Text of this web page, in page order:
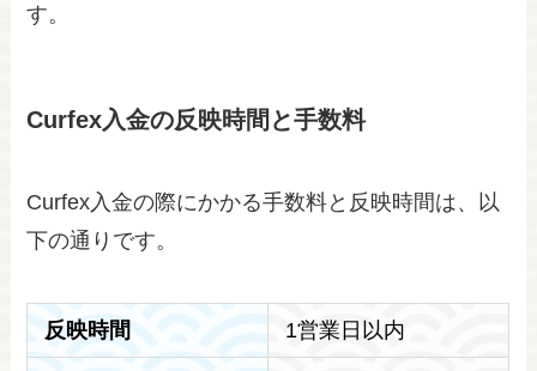
す。
Curfex入金の反映時間と手数料
Curfex入金の際にかかる手数料と反映時間は、以
下の通りです。
反映時間 1営業日以内